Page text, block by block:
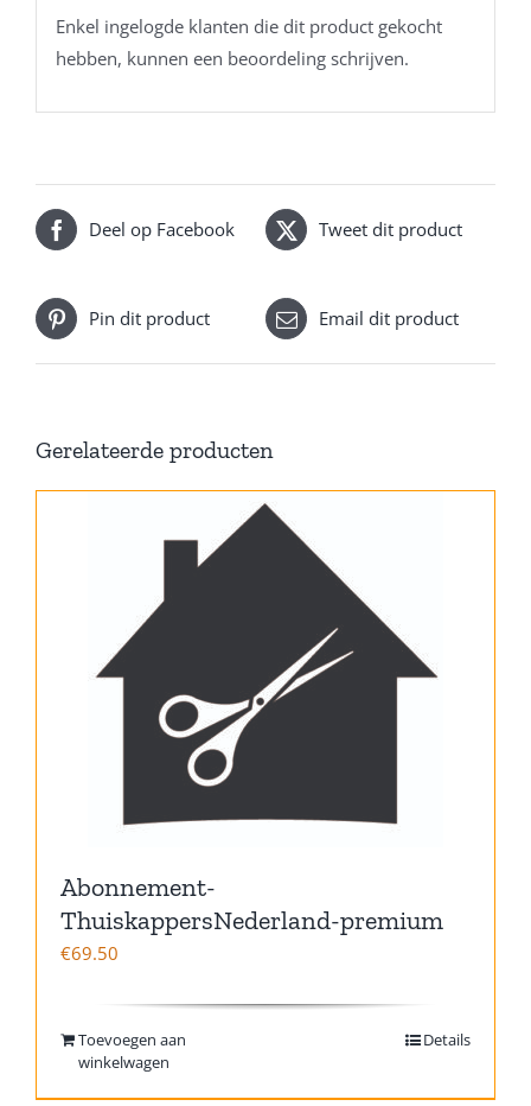
Enkel ingelogde klanten die dit product gekocht
hebben, kunnen een beoordeling schrijven.
Deel op Facebook Tweet dit product
Pin dit product Email dit product
Gerelateerde producten
Abonnement-
ThuiskappersNederland-premium
€69.50
Toevoegen aan
winkelwagen
Details